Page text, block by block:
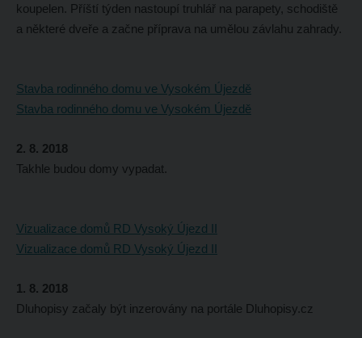
koupelen. Příští týden nastoupí truhlář na parapety, schodiště
a některé dveře a začne příprava na umělou závlahu zahrady.
Stavba rodinného domu ve Vysokém Újezdě
Stavba rodinného domu ve Vysokém Újezdě
2. 8. 2018
Takhle budou domy vypadat.
Vizualizace domů RD Vysoký Újezd II
Vizualizace domů RD Vysoký Újezd II
1. 8. 2018
Dluhopisy začaly být inzerovány na portále Dluhopisy.cz